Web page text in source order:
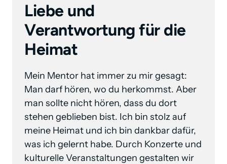
Liebe und
Verantwortung für die
Heimat
Mein Mentor hat immer zu mir gesagt:
Man darf hören, wo du herkommst. Aber
man sollte nicht hören, dass du dort
stehen geblieben bist. Ich bin stolz auf
meine Heimat und ich bin dankbar dafür,
was ich gelernt habe. Durch Konzerte und
kulturelle Veranstaltungen gestalten wir